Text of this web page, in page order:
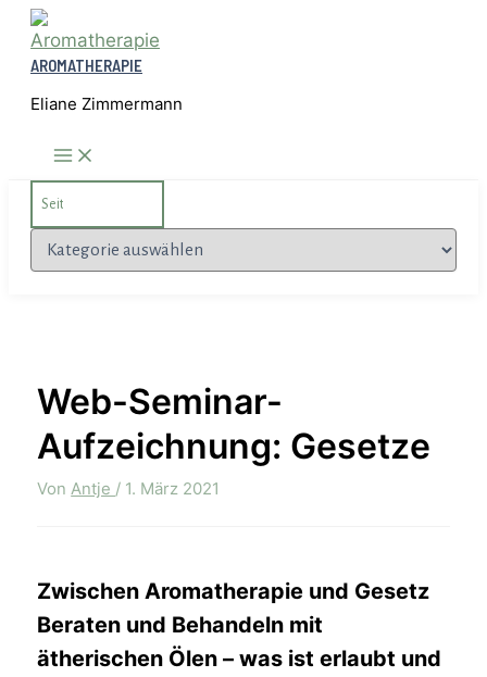
Zum
Inhalt
springen
AROMATHERAPIE
Eliane Zimmermann
for:
Kategorien
Web-Seminar-
Aufzeichnung: Gesetze
VonAntje / 1. März 2021
Zwischen Aromatherapie und Gesetz
Beraten und Behandeln mit
ätherischen Ölen –was ist erlaubt und